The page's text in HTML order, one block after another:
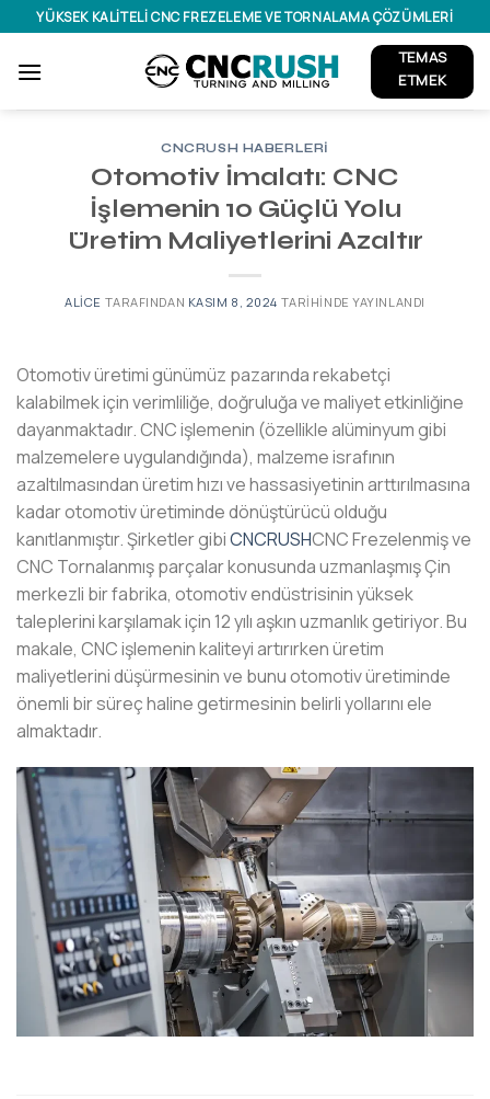
İçeriğe
atla
YÜKSEK KALITELI CNC FREZELEME VE TORNALAMA ÇÖZÜMLERI
TEMAS
ETMEK
CNCRUSH HABERLERI
Otomotiv İmalatı: CNC
İşlemenin 10 Güçlü Yolu
Üretim Maliyetlerini Azaltır
ALICE TARAFINDAN KASIM 8, 2024 TARIHINDE YAYINLANDI
Otomotiv üretimi günümüz pazarında rekabetçi
kalabilmek için verimliliğe, doğruluğa ve maliyet etkinliğine
dayanmaktadır. CNC işlemenin (özellikle alüminyum gibi
malzemelere uygulandığında), malzeme israfının
azaltılmasından üretim hızı ve hassasiyetinin arttırılmasına
kadar otomotiv üretiminde dönüştürücü olduğu
kanıtlanmıştır. Şirketler gibiCNCRUSHCNC Frezelenmiş ve
CNC Tornalanmış parçalar konusunda uzmanlaşmış Çin
merkezli bir fabrika, otomotiv endüstrisinin yüksek
taleplerini karşılamak için 12 yılı aşkın uzmanlık getiriyor. Bu
makale, CNC işlemenin kaliteyi artırırken üretim
maliyetlerini düşürmesinin ve bunu otomotiv üretiminde
önemli bir süreç haline getirmesinin belirli yollarını ele
almaktadır.